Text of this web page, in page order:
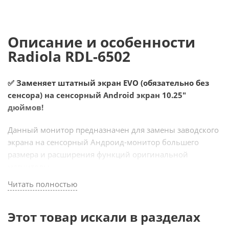
Описание и особенности
Radiola RDL-6502
✅ Заменяет штатный экран EVO (обязательно без
сенсора) на сенсорный Android экран 10.25"
дюймов!
Данный монитор предназначен для замены заводского
экрана на сенсорный Андроид-монитор большего
размера и расширения функций оригинальной
После установки Вы получаете мультимедийный
развлекательный комплекс с выходом в интернет и
Навигатор, Онлайн-ТВ и прочее). Кроме
Яндекс.навигатора с пробками и голосовым набором
Читать полностью
Этот товар искали в разделах